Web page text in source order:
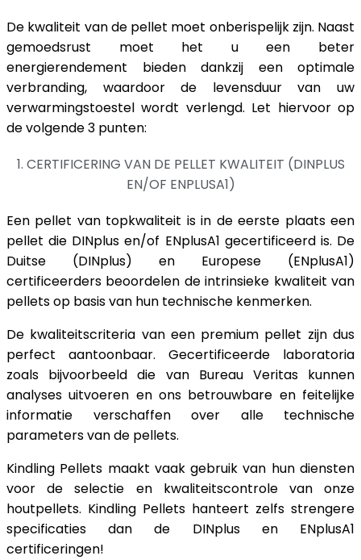
De kwaliteit van de pellet moet onberispelijk zijn. Naast
gemoedsrust moet het u een beter
energierendement bieden dankzij een optimale
verbranding, waardoor de levensduur van uw
verwarmingstoestel wordt verlengd. Let hiervoor op
de volgende 3 punten:
1. CERTIFICERING VAN DE PELLET KWALITEIT (DINPLUS
EN/OF ENPLUSA1)
Een pellet van topkwaliteit is in de eerste plaats een
pellet die DINplus en/of ENplusA1 gecertificeerd is. De
Duitse (DINplus) en Europese (ENplusA1)
certificeerders beoordelen de intrinsieke kwaliteit van
pellets op basis van hun technische kenmerken.
De kwaliteitscriteria van een premium pellet zijn dus
perfect aantoonbaar. Gecertificeerde laboratoria
zoals bijvoorbeeld die van Bureau Veritas kunnen
analyses uitvoeren en ons betrouwbare en feitelijke
informatie verschaffen over alle technische
parameters van de pellets.
Kindling Pellets maakt vaak gebruik van hun diensten
voor de selectie en kwaliteitscontrole van onze
houtpellets. Kindling Pellets hanteert zelfs strengere
specificaties dan de DINplus en ENplusA1
certificeringen!